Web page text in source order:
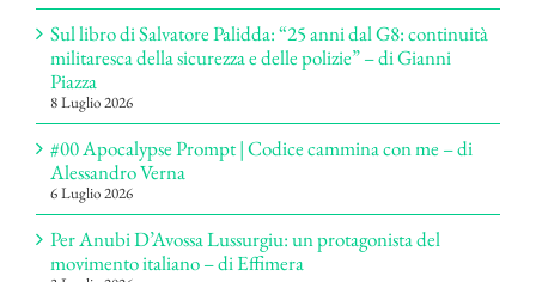
Sul libro di Salvatore Palidda: “25 anni dal G8: continuità
militaresca della sicurezza e delle polizie” – di Gianni
Piazza
8 Luglio 2026
#00 Apocalypse Prompt | Codice cammina con me – di
Alessandro Verna
6 Luglio 2026
Per Anubi D’Avossa Lussurgiu: un protagonista del
movimento italiano – di Effimera